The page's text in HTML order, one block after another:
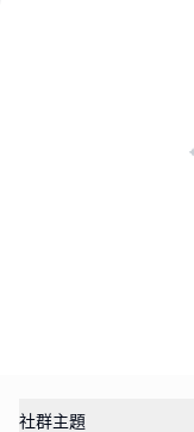
社群主題